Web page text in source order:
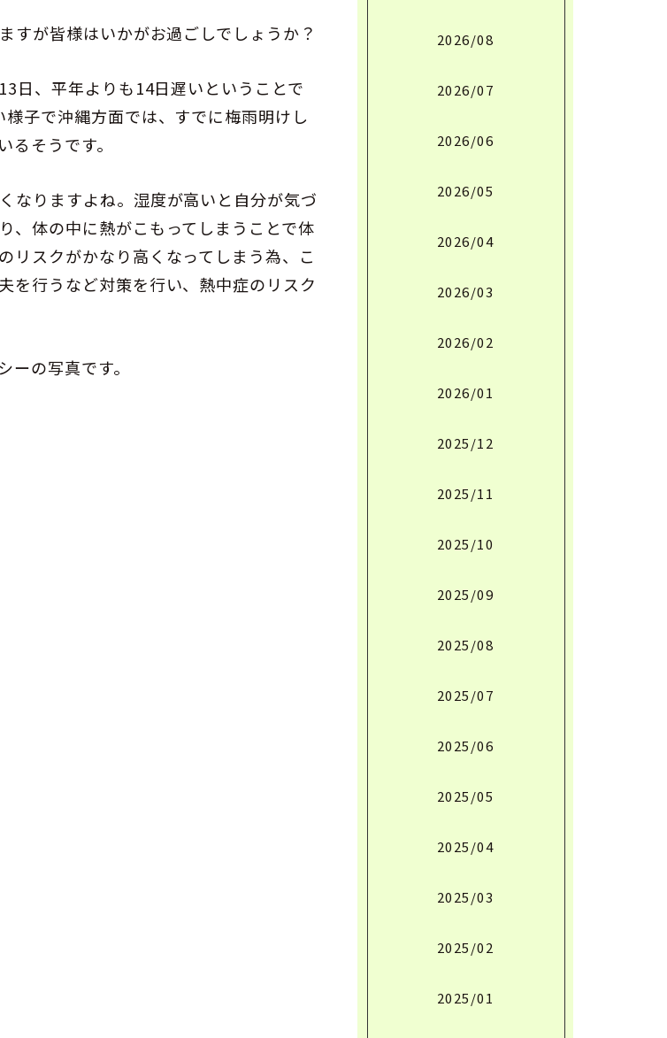
すが皆様はいかがお過ごしでしょうか？
日、平年よりも14日遅いということで
子で沖縄方面では、すでに梅雨明けし
そうです。
なりますよね。湿度が高いと自分が気づ
、体の中に熱がこもってしまうことで体
リスクがかなり高くなってしまう為、こ
を行うなど対策を行い、熱中症のリスク
の写真です。
2026/08
2026/07
2026/06
2026/05
2026/04
2026/03
2026/02
2026/01
2025/12
2025/11
2025/10
2025/09
2025/08
2025/07
2025/06
2025/05
2025/04
2025/03
2025/02
2025/01